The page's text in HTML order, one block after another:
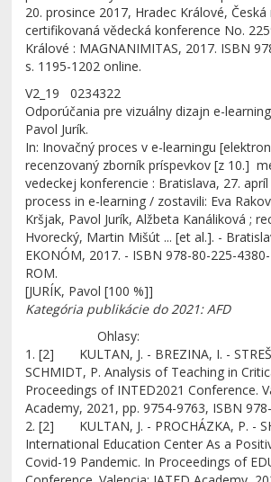
20. prosince 2017, Hradec Králové, Česká
certifikovaná vědecká konference No.
Králové : MAGNANIMITAS, 2017. ISBN
s. 1195-1202 online.
V2_19 0234322
Odporúčania pre vizuálny dizajn e-
Pavol Jurík.
In: Inovačný proces v e-learningu
recenzovaný zborník príspevkov [z 10.]
vedeckej konferencie : Bratislava, 27.
process in e-learning / zostavili: Eva
Kršjak, Pavol Jurík, Alžbeta Kanáliková ;
Hvorecký, Martin Mišút ... [et al.]. -
EKONÓM, 2017. - ISBN 978-80-225-
ROM.
[JURÍK, Pavol [100 %]]
Kategória publikácie do 2021: AFD
Ohlasy:
1. [2] KULTAN, J. - BREZINA, I. -
SCHMIDT, P. Analysis of Teaching in
Proceedings of INTED2021 Conference.
Academy, 2021, pp. 9754-9763, ISBN
2. [2] KULTAN, J. - PROCHÁZKA, P. -
International Education Center As a
Covid-19 Pandemic. In Proceedings of